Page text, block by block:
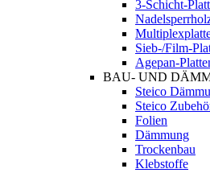
3-Schicht-
Sieb-/Film-
Agepan-
BAU- UND
Steico
Steico
Folien
Dämmung
Trockenbau
Klebstoffe